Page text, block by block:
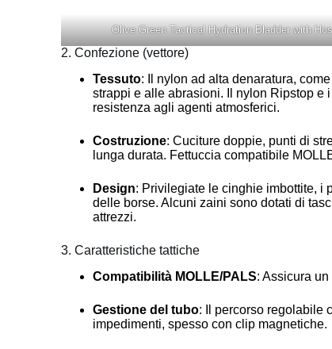
Olive Green Tactical Hydration Bladder with
2. Confezione (vettore)
Tessuto: Il nylon ad alta denaratura,
strappi e alle abrasioni. Il nylon Ripstop e
resistenza agli agenti atmosferici.
Costruzione: Cuciture doppie, punti di
lunga durata. Fettuccia compatibile
Design: Privilegiate le cinghie imbottite, i
delle borse. Alcuni zaini sono dotati di
attrezzi.
3. Caratteristiche tattiche
Compatibilità MOLLE/PALS: Assicura
Gestione del tubo: Il percorso regolabile
impedimenti, spesso con clip magnetiche.